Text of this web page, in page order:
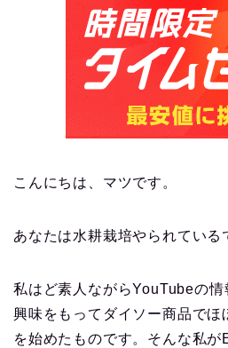
こんにちは、マツです。
あなたは水耕栽培やられている
私はど素人ながらYouTubeの
興味をもってダイソー商品でほ
を始めたものです。そんな私